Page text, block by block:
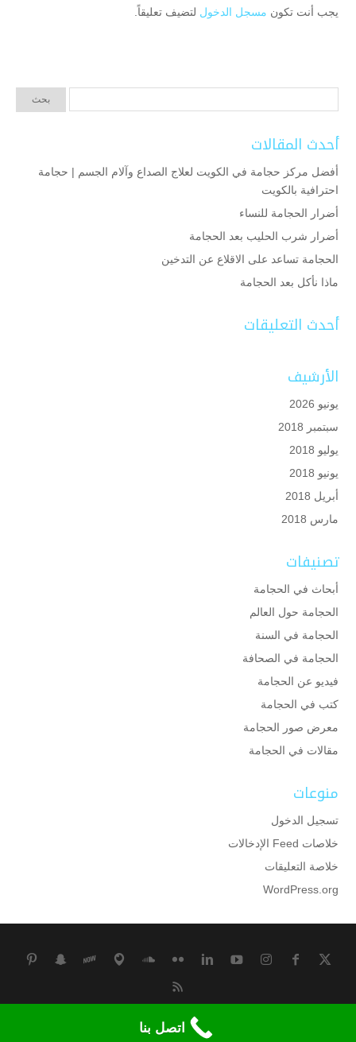
يجب أنت تكون مسجل الدخول لتضيف تعليقاً.
أحدث المقالات
أفضل مركز حجامة في الكويت لعلاج الصداع وآلام الجسم | حجامة
احترافية بالكويت
أضرار الحجامة للنساء
أضرار شرب الحليب بعد الحجامة
الحجامة تساعد على الاقلاع عن التدخين
ماذا نأكل بعد الحجامة
أحدث التعليقات
الأرشيف
يونيو 2026
سبتمبر 2018
يوليو 2018
يونيو 2018
أبريل 2018
مارس 2018
تصنيفات
أبحاث في الحجامة
الحجامة حول العالم
الحجامة في السنة
الحجامة في الصحافة
فيديو عن الحجامة
كتب في الحجامة
معرض صور الحجامة
مقالات في الحجامة
منوعات
تسجيل الدخول
خلاصات Feed الإدخالات
خلاصة التعليقات
WordPress.org
جميع الحقوق محفوظة لمركز وقاية للحجامة بالكويت
اتصل بنا